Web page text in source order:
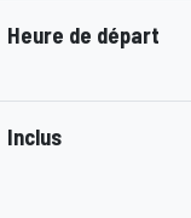
Heure de départ
Inclus